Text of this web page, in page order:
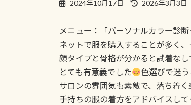
2024年10月17日
新
日
:
2026年3月3日
メニュー：「パーソナルカラー診断
ネットで服を購入することが多く
顔タイプと骨格が分かると試着な
とても有意義でした
色選びで迷
サロンの雰囲気も素敵で、落ち着
手持ちの服の着方をアドバイスし